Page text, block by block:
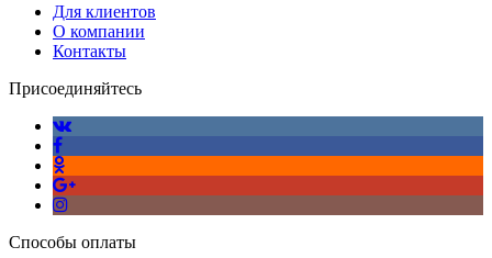
Для клиентов
О компании
Контакты
Присоединяйтесь
Способы оплаты